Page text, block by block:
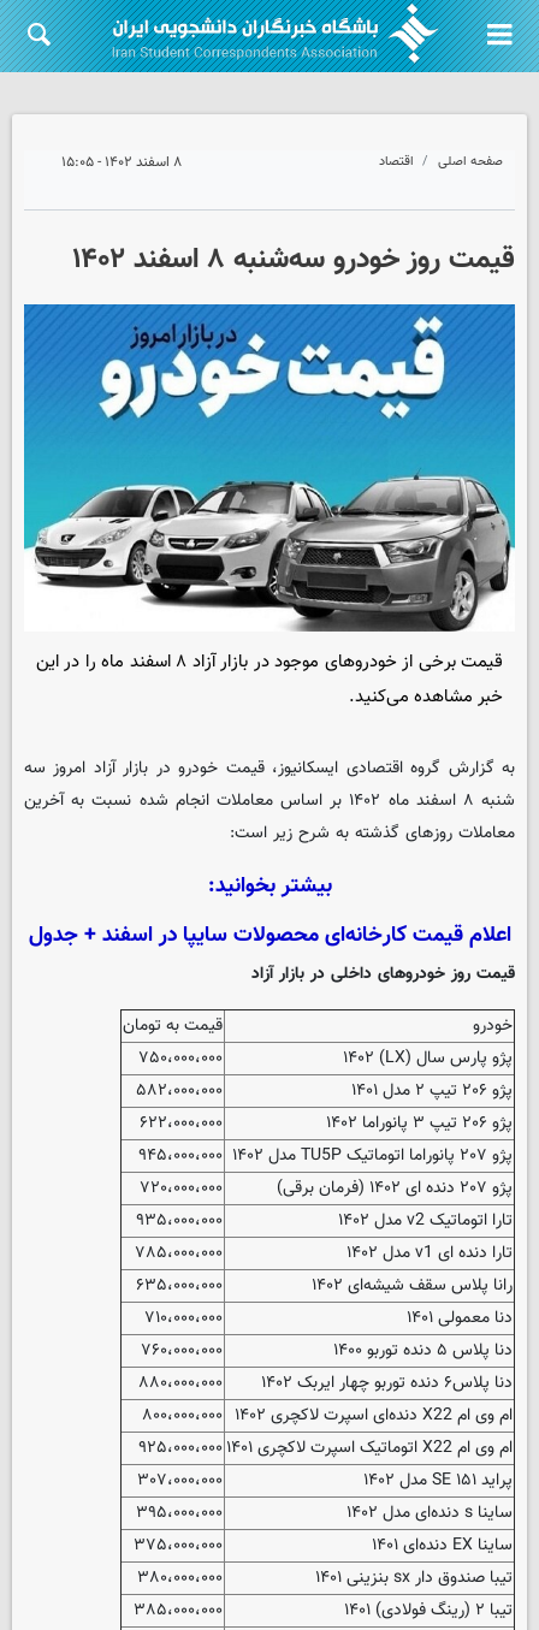
صفحه اصلی اقتصاد ۸ اسفند ۱۴۰۲ - ۱۵:۰۵
قیمت روز خودرو سه‌شنبه ۸ اسفند ۱۴۰۲
قیمت برخی از خودروهای موجود در بازار آزاد ۸ اسفند ماه را در این
خبر مشاهده می‌کنید.
به گزارش گروه اقتصادی ایسکانیوز، قیمت خودرو در بازار آزاد امروز سه
شنبه ۸ اسفند ماه ۱۴۰۲ بر اساس معاملات انجام شده نسبت به آخرین
معاملات روزهای گذشته به شرح زیر است:
بیشتر بخوانید:
اعلام قیمت کارخانه‌ای محصولات سایپا در اسفند + جدول
قیمت روز خودروهای داخلی در بازار آزاد
خودرو
قیمت به تومان
پژو پارس سال (LX) ۱۴۰۲
۷۵۰،۰۰۰،۰۰۰
پژو ۲۰۶ تیپ ۲ مدل ۱۴۰۱
۵۸۲،۰۰۰،۰۰۰
پژو ۲۰۶ تیپ ۳ پانوراما ۱۴۰۲
۶۲۲،۰۰۰،۰۰۰
پژو ۲۰۷ پانوراما اتوماتیک TU5P مدل ۱۴۰۲
۹۴۵،۰۰۰،۰۰۰
پژو ۲۰۷ دنده ای ۱۴۰۲ (فرمان برقی)
۷۲۰،۰۰۰،۰۰۰
تارا اتوماتیک v2 مدل ۱۴۰۲
۹۳۵،۰۰۰،۰۰۰
تارا دنده ای v1 مدل ۱۴۰۲
۷۸۵،۰۰۰،۰۰۰
رانا پلاس سقف شیشه‌ای ۱۴۰۲
۶۳۵،۰۰۰،۰۰۰
دنا معمولی ۱۴۰۱
۷۱۰،۰۰۰،۰۰۰
دنا پلاس ۵ دنده‌ توربو ۱۴۰۰
۷۶۰،۰۰۰،۰۰۰
دنا پلاس۶ دنده توربو چهار ایربک ۱۴۰۲
۸۸۰،۰۰۰،۰۰۰
ام وی ام X22 دنده‌ای اسپرت لاکچری ۱۴۰۲
۸۰۰،۰۰۰،۰۰۰
ام وی ام X22 اتوماتیک اسپرت لاکچری ۱۴۰۱
۹۲۵،۰۰۰،۰۰۰
پراید SE ۱۵۱ مدل ۱۴۰۲
۳۰۷،۰۰۰،۰۰۰
ساینا s دنده‌ای مدل ۱۴۰۲
۳۹۵،۰۰۰،۰۰۰
ساینا EX دنده‌ای ۱۴۰۱
۳۷۵،۰۰۰،۰۰۰
تیبا صندوق دار sx بنزینی ۱۴۰۱
۳۸۰،۰۰۰،۰۰۰
تیبا ۲ (رینگ فولادی) ۱۴۰۱
۳۸۵،۰۰۰،۰۰۰